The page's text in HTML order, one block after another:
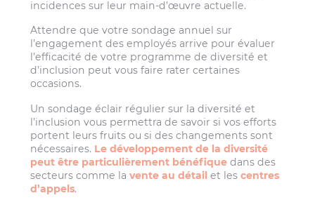
incidences sur leur main-d’œuvre actuelle.
Attendre que votre sondage annuel sur
l’engagement des employés arrive pour évaluer
l’efficacité de votre programme de diversité et
d’inclusion peut vous faire rater certaines
occasions.
Un sondage éclair régulier sur la diversité et
l’inclusion vous permettra de savoir si vos efforts
portent leurs fruits ou si des changements sont
nécessaires. Le développement de la diversité
peut être particulièrement bénéfique dans des
secteurs comme lavente au détail et lescentres
d’appels.